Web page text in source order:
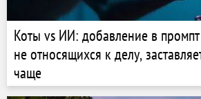
Коты vs ИИ: добавление в
не относящихся к делу,
чаще